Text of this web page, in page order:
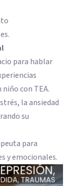
para hablar
niño con TEA.
la ansiedad
su
para
y emocionales.